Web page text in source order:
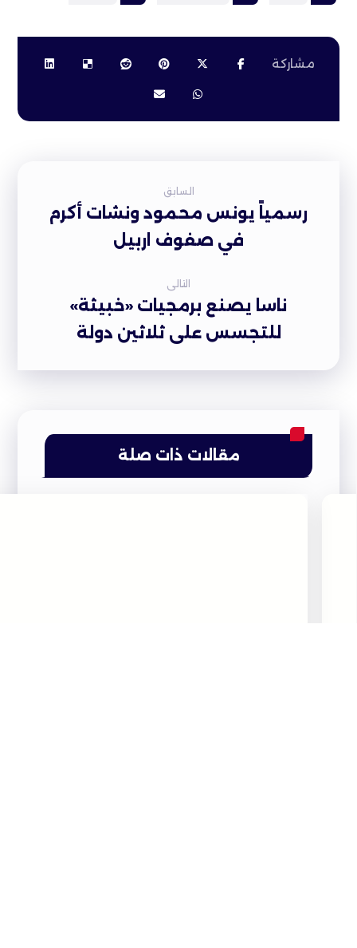
السابق
رسمياً يونس محمود ونشات أكرم
في صفوف اربيل
التالى
ناسا يصنع برمجيات «خبيثة»
للتجسس على ثلاثين دولة
مقالات ذات صلة